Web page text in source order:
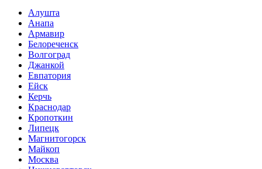
Алушта
Анапа
Армавир
Белореченск
Волгоград
Джанкой
Евпатория
Ейск
Керчь
Краснодар
Кропоткин
Липецк
Магнитогорск
Майкоп
Москва